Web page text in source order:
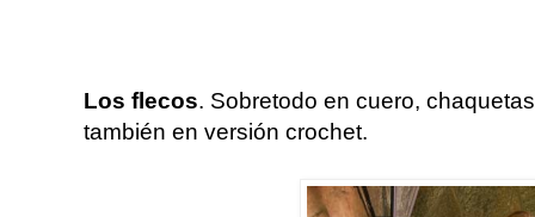
Los flecos. Sobretodo en cuero,
también en versión crochet.